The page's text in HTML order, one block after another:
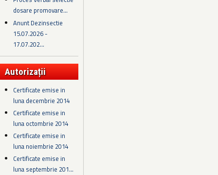
dosare promovare...
Anunt Dezinsectie
15.07.2026 -
17.07.202...
Autorizații
Certificate emise in
luna decembrie 2014
Certificate emise in
luna octombrie 2014
Certificate emise in
luna noiembrie 2014
Certificate emise in
luna septembrie 201...